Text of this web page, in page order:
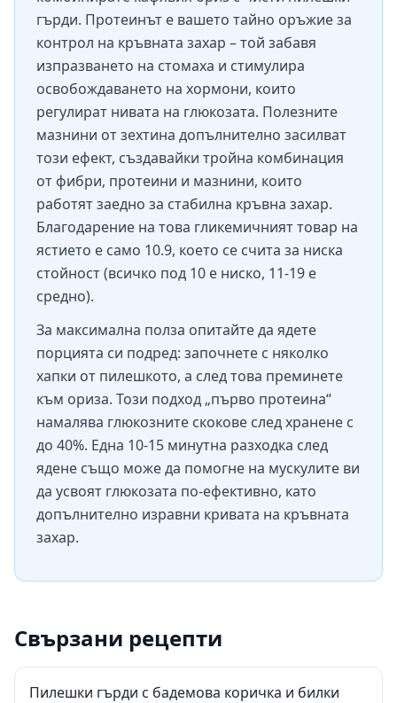
гърди. Протеинът е вашето тайно оръжие за
контрол на кръвната захар – той забавя
изпразването на стомаха и стимулира
освобождаването на хормони, които
регулират нивата на глюкозата. Полезните
мазнини от зехтина допълнително засилват
този ефект, създавайки тройна комбинация
от фибри, протеини и мазнини, които
работят заедно за стабилна кръвна захар.
Благодарение на това гликемичният товар на
ястието е само 10.9, което се счита за ниска
стойност (всичко под 10 е ниско, 11-19 е
средно).
За максимална полза опитайте да ядете
порцията си подред: започнете с няколко
хапки от пилешкото, а след това преминете
към ориза. Този подход „първо протеина“
намалява глюкозните скокове след хранене с
до 40%. Една 10-15 минутна разходка след
ядене също може да помогне на мускулите ви
да усвоят глюкозата по-ефективно, като
допълнително изравни кривата на кръвната
захар.
Свързани рецепти
Пилешки гърди с бадемова коричка и билки